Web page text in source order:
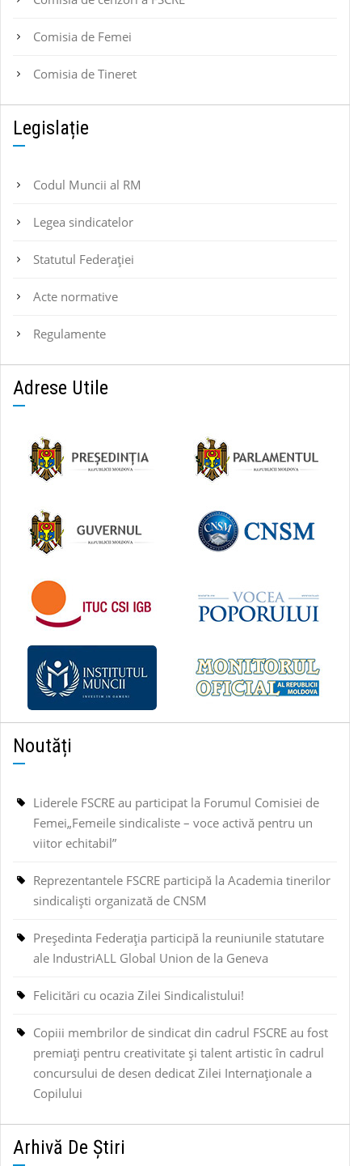
Comisia de Femei
Comisia de Tineret
Legislație
Codul Muncii al RM
Legea sindicatelor
Statutul Federaţiei
Acte normative
Regulamente
Adrese Utile
Noutăți
Liderele FSCRE au participat la Forumul Comisiei de
Femei„Femeile sindicaliste – voce activă pentru un
viitor echitabil”
Reprezentantele FSCRE participă la Academia tinerilor
sindicaliști organizată de CNSM
Președinta Federația participă la reuniunile statutare
ale IndustriALL Global Union de la Geneva
Felicitări cu ocazia Zilei Sindicalistului!
Copiii membrilor de sindicat din cadrul FSCRE au fost
premiați pentru creativitate și talent artistic în cadrul
concursului de desen dedicat Zilei Internaționale a
Copilului
Arhivă De Știri